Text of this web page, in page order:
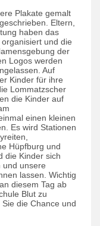
Plakate gemalt
Eltern,
haben das
und die
der
Logos werden
Auf
Kinder für ihre
Lommatzscher
die Kinder auf
einen kleinen
Es wird Stationen
Hüpfburg und
die Kinder sich
und unsere
lassen. Wichtig
diesem Tag ab
Blut zu
die Chance und